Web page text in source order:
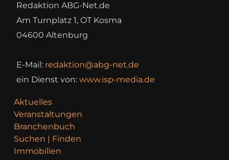
Redaktion ABG-Net.de
Am Turnplatz 1, OT Kosma
04600 Altenburg
E-Mail: redaktion@abg-net.de
ein Dienst von: www.isp-media.de
Aktuelles
Veranstaltungen
Branchenbuch
Suchen | Finden
Immobilien